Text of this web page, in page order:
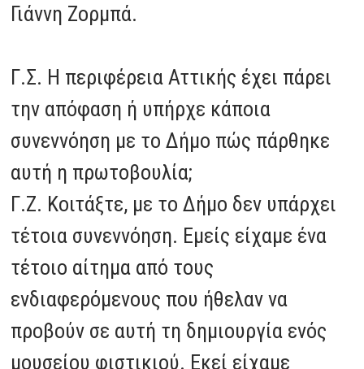
Γιάννη Ζορμπά.
Γ.Σ. H περιφέρεια Αττικής έχει πάρει
την απόφαση ή υπήρχε κάποια
συνεννόηση με το Δήμο πώς πάρθηκε
αυτή η πρωτοβουλία;
Γ.Ζ. Κοιτάξτε, με το Δήμο δεν υπάρχει
τέτοια συνεννόηση. Εμείς είχαμε ένα
τέτοιο αίτημα από τους
ενδιαφερόμενους που ήθελαν να
προβούν σε αυτή τη δημιουργία ενός
μουσείου φιστικιού. Εκεί είχαμε